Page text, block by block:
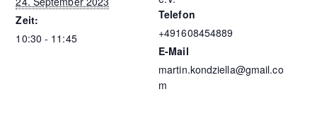
Zeit:
10:30 - 11:45
Telefon
+491608454889
E-Mail
martin.kondziella@gmail.co
m